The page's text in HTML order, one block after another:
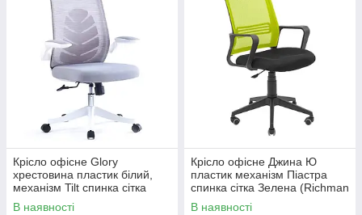
Крісло офісне Glory
хрестовина пластик білий,
механізм Tilt спинка сітка
Сіра (Intarsio ТМ)
В наявності
Крісло офісне Джина Ю
пластик механізм Піастра
спинка сітка Зелена (Richman
ТМ)
В наявності